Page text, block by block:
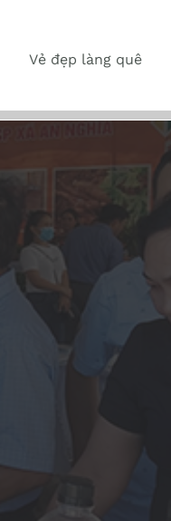
Vẻ đẹp làng quê